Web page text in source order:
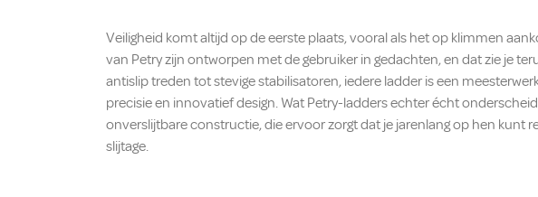
Veiligheid komt altijd op de eerste plaats, vooral als het op klimmen
van Petry zijn ontworpen met de gebruiker in gedachten, en dat zie je
antislip treden tot stevige stabilisatoren, iedere ladder is een
precisie en innovatief design. Wat Petry-ladders echter écht
onverslijtbare constructie, die ervoor zorgt dat je jarenlang op hen kunt
slijtage.